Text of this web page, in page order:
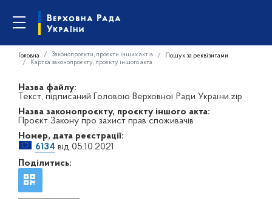
Головна Законопроєкти, проєкти інших актів
Пошук за реквізитами
Картка законопроєкту, проєкту іншого акта
Назва файлу:
Текст, підписаний Головою Верховної Ради України.zip
Назва законопроєкту, проєкту іншого акта:
Проєкт Закону про захист прав споживачів
Номер, дата реєстрації:
6134 від 05.10.2021
Поділитись: